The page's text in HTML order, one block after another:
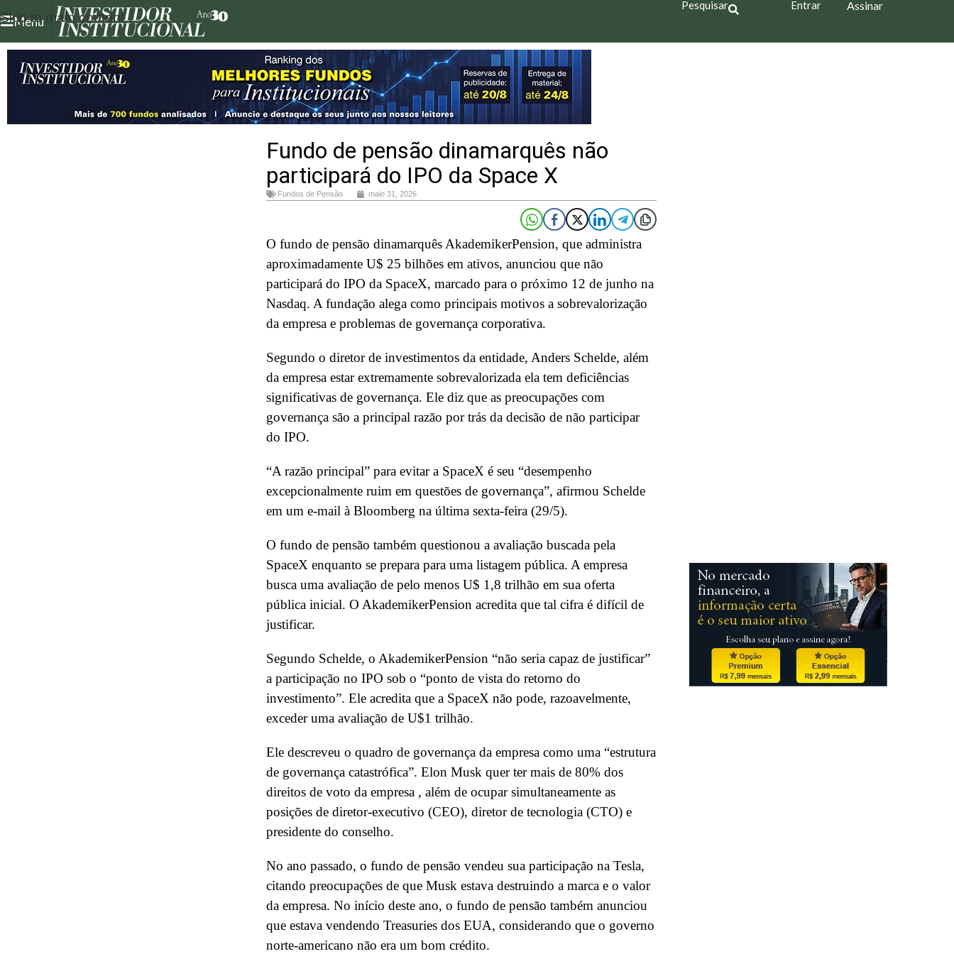
Skip to main content
Menu
Pesquisar Entrar Assinar
Fundo de pensão dinamarquês não
participará do IPO da Space X
Fundos de Pensão maio 31, 2026
O fundo de pensão dinamarquês AkademikerPension, que administra
aproximadamente U$ 25 bilhões em ativos, anunciou que não
participará do IPO da SpaceX, marcado para o próximo 12 de junho na
Nasdaq. A fundação alega como principais motivos a sobrevalorização
da empresa e problemas de governança corporativa.
Segundo o diretor de investimentos da entidade, Anders Schelde, além
da empresa estar extremamente sobrevalorizada ela tem deficiências
significativas de governança. Ele diz que as preocupações com
governança são a principal razão por trás da decisão de não participar
do IPO.
“A razão principal” para evitar a SpaceX é seu “desempenho
excepcionalmente ruim em questões de governança”, afirmou Schelde
em um e-mail à Bloomberg na última sexta-feira (29/5).
O fundo de pensão também questionou a avaliação buscada pela
SpaceX enquanto se prepara para uma listagem pública. A empresa
busca uma avaliação de pelo menos U$ 1,8 trilhão em sua oferta
pública inicial. O AkademikerPension acredita que tal cifra é difícil de
justificar.
Segundo Schelde, o AkademikerPension “não seria capaz de justificar”
a participação no IPO sob o “ponto de vista do retorno do
investimento”. Ele acredita que a SpaceX não pode, razoavelmente,
exceder uma avaliação de U$1 trilhão.
Ele descreveu o quadro de governança da empresa como uma “estrutura
de governança catastrófica”. Elon Musk quer ter mais de 80% dos
direitos de voto da empresa , além de ocupar simultaneamente as
posições de diretor-executivo (CEO), diretor de tecnologia (CTO) e
presidente do conselho.
No ano passado, o fundo de pensão vendeu sua participação na Tesla,
citando preocupações de que Musk estava destruindo a marca e o valor
da empresa. No início deste ano, o fundo de pensão também anunciou
que estava vendendo Treasuries dos EUA, considerando que o governo
norte-americano não era um bom crédito.